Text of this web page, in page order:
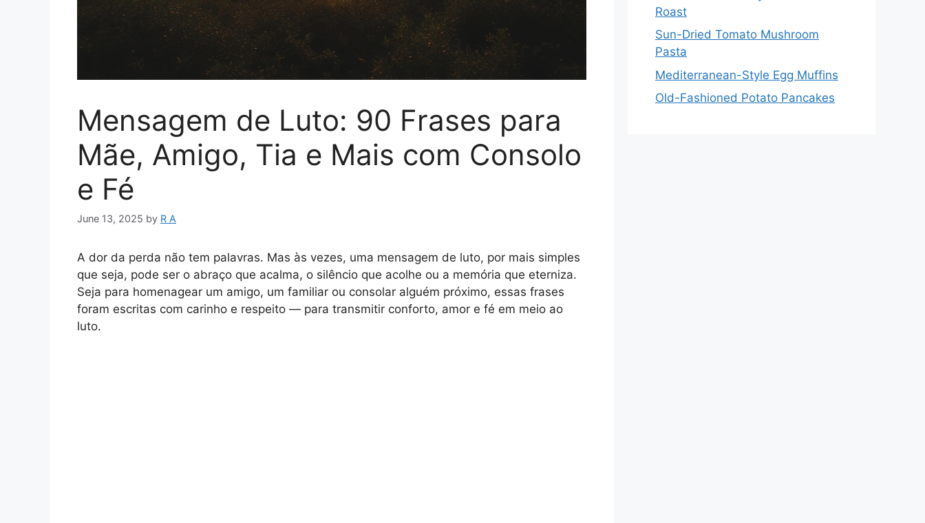
Mensagem de Luto: 90 Frases para
Mãe, Amigo, Tia e Mais com Consolo
e Fé
June 13, 2025 by R A
A dor da perda não tem palavras. Mas às vezes, uma mensagem de luto, por mais simples
que seja, pode ser o abraço que acalma, o silêncio que acolhe ou a memória que eterniza.
Seja para homenagear um amigo, um familiar ou consolar alguém próximo, essas frases
foram escritas com carinho e respeito — para transmitir conforto, amor e fé em meio ao
luto.
Roast
Sun-Dried Tomato Mushroom
Pasta
Mediterranean-Style Egg Muffins
Old-Fashioned Potato Pancakes